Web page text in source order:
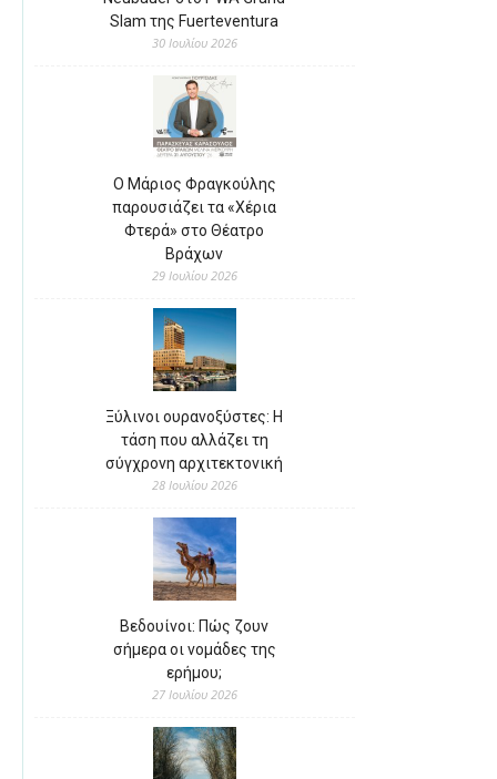
Slam της Fuerteventura
30 Ιουλίου 2026
Ο Μάριος Φραγκούλης
παρουσιάζει τα «Χέρια
Φτερά» στο Θέατρο
Βράχων
29 Ιουλίου 2026
Ξύλινοι ουρανοξύστες: Η
τάση που αλλάζει τη
σύγχρονη αρχιτεκτονική
28 Ιουλίου 2026
Βεδουίνοι: Πώς ζουν
σήμερα οι νομάδες της
ερήμου;
27 Ιουλίου 2026